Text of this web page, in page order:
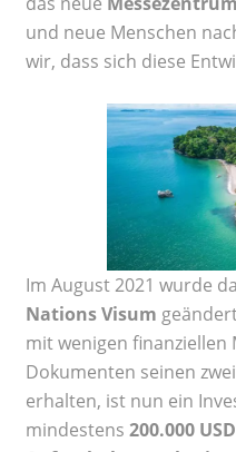
und neue Menschen
wir, dass sich diese
Im August 2021 wurde
Nations Visum
mit wenigen
Dokumenten seinen
erhalten, ist nun ein
mindestens 200.000 USD